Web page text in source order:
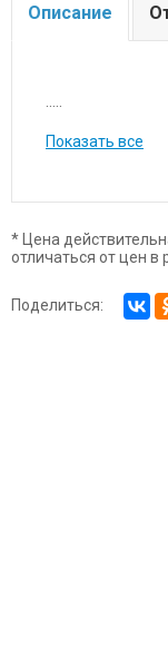
Описание
Показать все
* Цена
отличаться от цен в
Поделиться: